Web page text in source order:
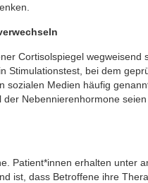
Cortisolspiegel wegweisend
Stimulationstest, bei dem
Medien häufig
Nebennierenhormone
Patient*innen erhalten unter
ist, dass Betroffene ihre